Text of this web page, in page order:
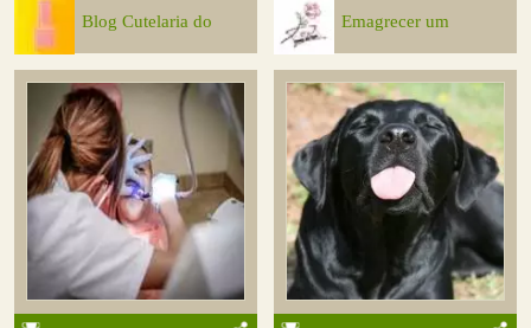
Blog Cutelaria do
Emagrecer um